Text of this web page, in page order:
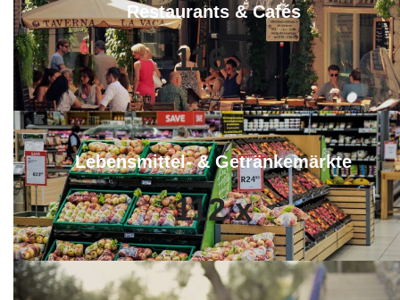
Restaurants & Cafés
116 x
Lebensmittel- & Getränkemärkte
112 x